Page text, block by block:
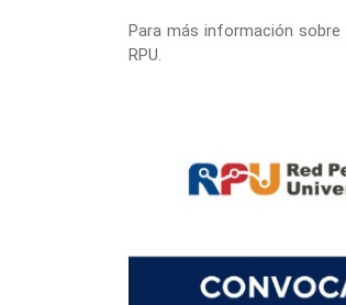
Para más información
RPU.